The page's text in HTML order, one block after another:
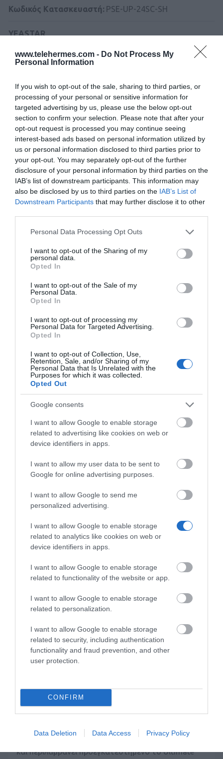
www.telehermes.com - Do Not Process My
Personal Information
If you wish to opt-out of the sale, sharing to third parties, or
processing of your personal or sensitive information for
targeted advertising by us, please use the below opt-out
section to confirm your selection. Please note that after your
opt-out request is processed you may continue seeing
interest-based ads based on personal information utilized by
us or personal information disclosed to third parties prior to
your opt-out. You may separately opt-out of the further
disclosure of your personal information by third parties on the
IAB’s list of downstream participants. This information may
also be disclosed by us to third parties on the IAB’s List of
Downstream Participants that may further disclose it to other
Please note that this website/app uses one or more Google
not limited to your visit or usage behaviour. You may click to
grant or deny consent to Google and its third-party tags to
use your data for below specified purposes in below Google
consent section.
Personal Data Processing Opt Outs
I want to opt-out of the Sharing of my
personal data.
Opted In
I want to opt-out of the Sale of my
Personal Data.
Opted In
I want to opt-out of processing my
Personal Data for Targeted Advertising.
Opted In
I want to opt-out of Collection, Use,
Retention, Sale, and/or Sharing of my
Personal Data that Is Unrelated with the
Purposes for which it was collected.
Opted Out
Google consents
I want to allow Google to enable storage
related to advertising like cookies on web or
device identifiers in apps.
I want to allow my user data to be sent to
Google for online advertising purposes.
I want to allow Google to send me
personalized advertising.
I want to allow Google to enable storage
related to analytics like cookies on web or
device identifiers in apps.
I want to allow Google to enable storage
related to functionality of the website or app.
I want to allow Google to enable storage
related to personalization.
I want to allow Google to enable storage
related to security, including authentication
functionality and fraud prevention, and other
user protection.
CONFIRM
Data Deletion Data Access Privacy Policy
Κωδικός Kατασκευαστή: PSE-UP-24SC-SH
YEASTAR
Περιγραφή
Download
Με Ενδιαφέρει
Series προσφέρει σε εταιρείες κάθε μεγέθους ένα
ολοκληρωμένο πακέτο για κλήσεις,
βιντεοδιασκέψεις, μηνύματα και ενσωματώσεις,
Με ενσωματωμένη οπτική διαχείριση κλήσεων,
δυνατότητες contact center και έτοιμες
ενσωματώσεις με SMS, WhatsApp, Microsoft
Teams, CRM και πολλά άλλα, τα τηλεφωνικά κέντρα
της P-Series αυξάνουν την παραγωγικότητα σε όλα
τα επίπεδα και παρέχουν όλα τα εργαλεία σε
εφαρμογές χρήστη.
Εξισορροπώντας το κόστος και τη μελλοντική
ανάπτυξη, απαιτεί χαμηλότερο συνολικό κόστος
ανάγκες διαχείρισης.
Περισσότερα σε ένα σύστημα: Ενοποιημένο PBX, call
center, live chat, omnichannel μηνύματα, video meeting και
ενσωματώσεις με 3rd-party εφαρμογές σε μια απλή λύση.
Στο cloud, on premise ή
υβριδικά με εύκολη εγκατάσταση.
Κορυφαία Διαλειτουργικότητα: Υποστήριξη auto-
provisioning για 300+ δημοφιλή
Εύκολη διαχείριση:
Panel-based διαχείριση, σύνθετα
reports και πολλά άλλα.
Αξιοπιστία:Εξαιρετικά αξιόπιστη και ασφαλής, η Yeastar
P-Series μειώνει απειλές για την ασφάλεια, μέσω της
αρχιτεκτονικής της και της ασφάλειας πολλαπλών
Το Yeastar P-Series Software Edition είναι μια
ισχυρή, ευέλικτη λύση τηλεφωνικού συστήματος
που επιτρέπει σε επιχειρήσεις να αξιοποιούν τις
cloud υποδομών.
Το YEASTAR P-SERIES SOFTWARE EDITION - 24SC
κλήσεις. Αφορά εγκατάσταση σε δικό σας server
και περιλαμβάνει προεγκατεστημένο το Ultimate